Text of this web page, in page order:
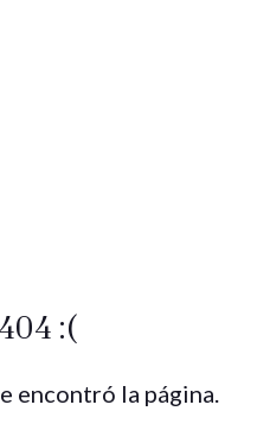
:(
encontró la página.